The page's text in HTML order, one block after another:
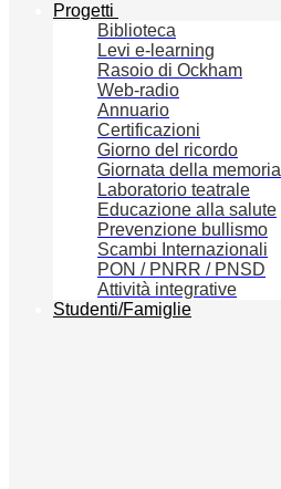
Progetti
Biblioteca
Levi e-learning
Rasoio di Ockham
Web-radio
Annuario
Certificazioni
Giorno del ricordo
Giornata della memoria
Laboratorio teatrale
Educazione alla salute
Prevenzione bullismo
Scambi Internazionali
PON / PNRR / PNSD
Attività integrative
Studenti/Famiglie